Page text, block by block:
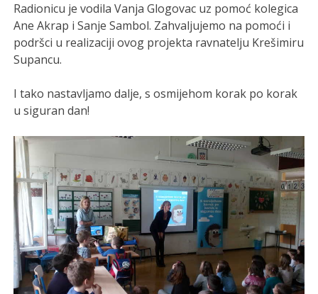
Radionicu je vodila Vanja Glogovac uz pomoć kolegica
Ane Akrap i Sanje Sambol. Zahvaljujemo na pomoći i
podršci u realizaciji ovog projekta ravnatelju Krešimiru
Supancu.
I tako nastavljamo dalje, s osmijehom korak po korak
u siguran dan!